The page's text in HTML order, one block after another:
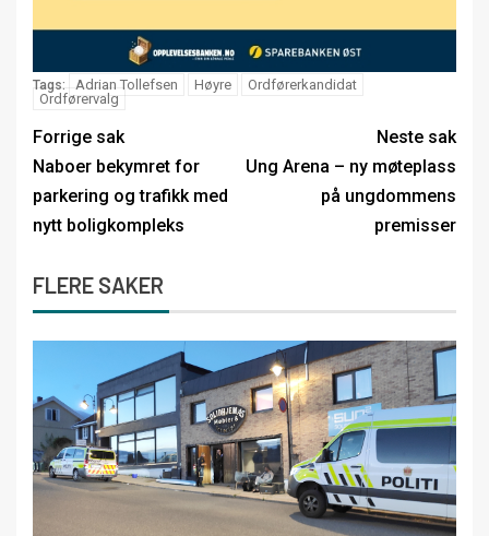
Tags: Adrian Tollefsen Høyre
Ordførerkandidat
Ordførervalg
Forrige sak
Naboer bekymret for
parkering og trafikk med
nytt boligkompleks
Neste sak
Ung Arena – ny møteplass
på ungdommens
premisser
FLERE SAKER